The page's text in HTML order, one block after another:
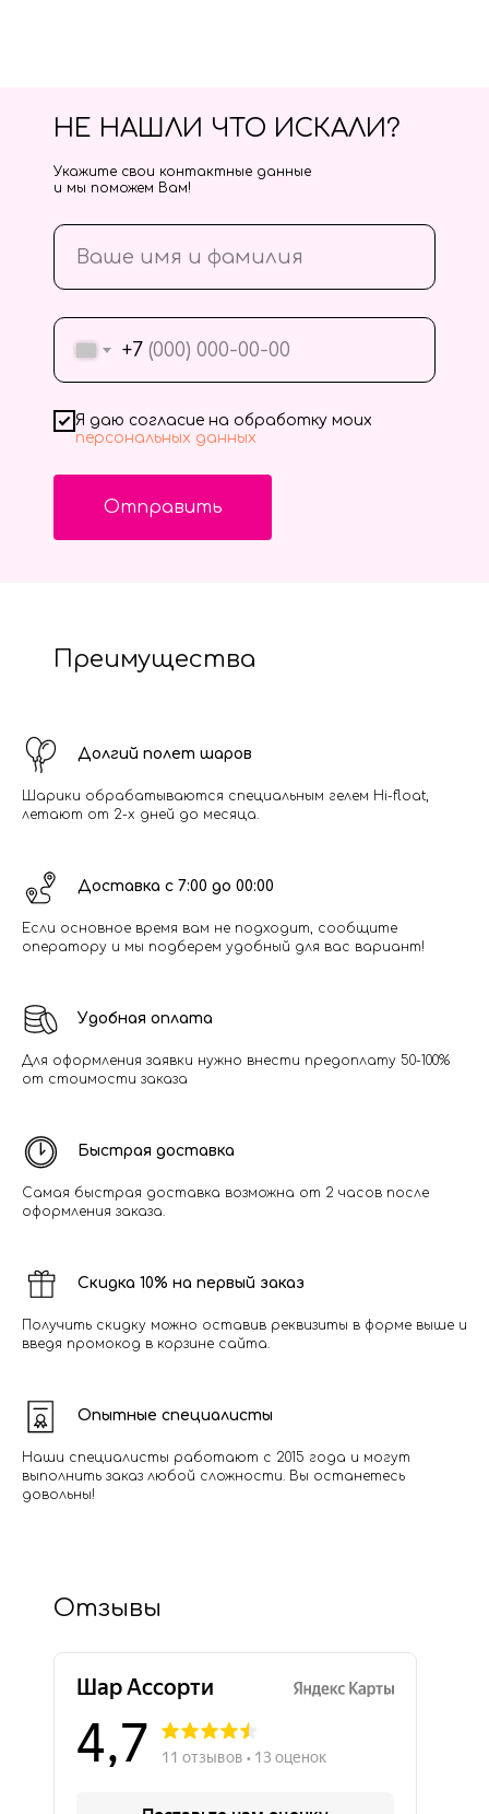
+7
Я даю согласие на обработку моих
персональных данных
Отправить
НЕ НАШЛИ ЧТО ИСКАЛИ?
Укажите свои контактные данные
и мы поможем Вам!
Преимущества
Долгий полет шаров
Шарики обрабатываются специальным гелем Hi-float,
летают от 2-х дней до месяца.
Доставка с 7:00 до 00:00
Если основное время вам не подходит, сообщите
оператору и мы подберем удобный для вас вариант!
Удобная оплата
Для оформления заявки нужно внести предоплату 50-100%
от стоимости заказа
Быстрая доставка
Самая быстрая доставка возможна от 2 часов после
оформления заказа.
Скидка 10% на первый заказ
Получить скидку можно оставив реквизиты в форме выше и
введя промокод в корзине сайта.
Опытные специалисты
Наши специалисты работают с 2015 года и могут
выполнить заказ любой сложности. Вы останетесь
довольны!
Отзывы